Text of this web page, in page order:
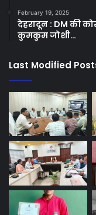
February 19, 2025
देहरादून : DM की
कुमकुम जोशी…
Last Modified